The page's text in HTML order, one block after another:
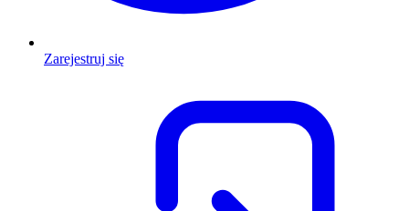
Zarejestruj się